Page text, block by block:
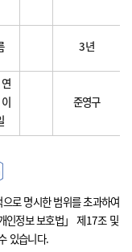
3년
준영구
로 명시한 범위를 초과하여
인정보 보호법」 제17조 및
있습니다.